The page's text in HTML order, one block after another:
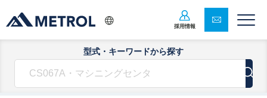
採用情報
型式・キーワードから探す